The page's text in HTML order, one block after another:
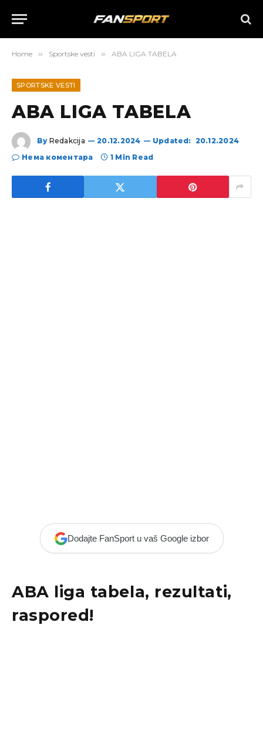
Home » Sportske vesti » ABA LIGA TABELA
SPORTSKE VESTI
ABA LIGA TABELA
By Redakcija 20.12.2024 Updated: 20.12.2024
Нема коментара
1 Min Read
Dodajte FanSport u vaš Google izbor
ABA liga tabela, rezultati,
raspored!